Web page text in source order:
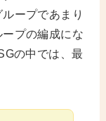
ループであまり
プの編成にな
の中では、最